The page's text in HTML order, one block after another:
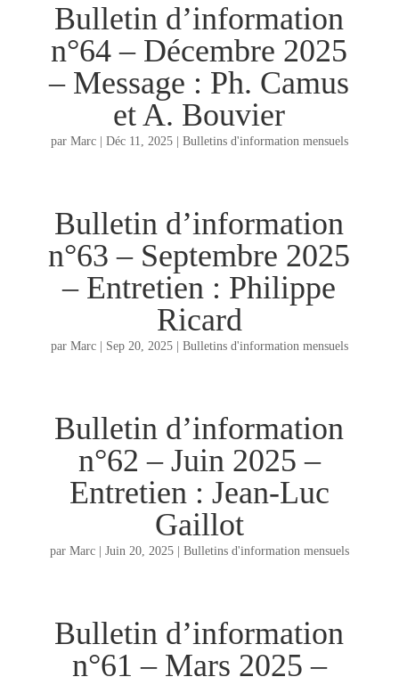
Bulletin d’information
n°64 – Décembre 2025
– Message : Ph. Camus
et A. Bouvier
par Marc| Déc 11, 2025| Bulletins d'information mensuels
Bulletin d’information
n°63 – Septembre 2025
– Entretien : Philippe
Ricard
par Marc| Sep 20, 2025| Bulletins d'information mensuels
Bulletin d’information
n°62 – Juin 2025 –
Entretien : Jean-Luc
Gaillot
par Marc| Juin 20, 2025| Bulletins d'information mensuels
Bulletin d’information
n°61 – Mars 2025 –